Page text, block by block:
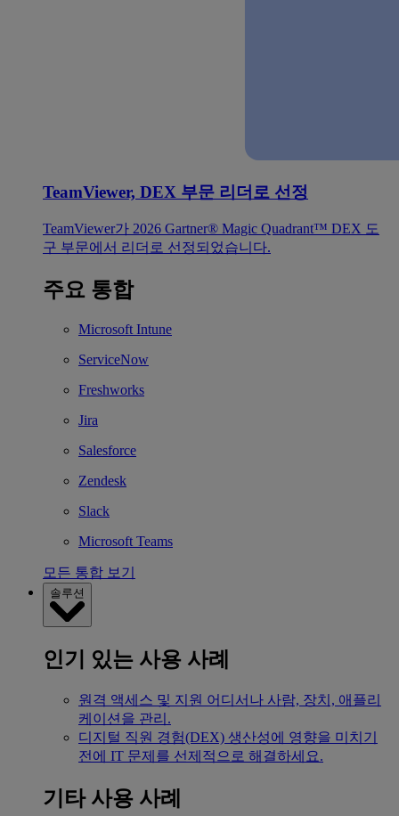
TeamViewer, DEX 부문 리더로 선정
TeamViewer가 2026 Gartner® Magic Quadrant™ DEX 도
구 부문에서 리더로 선정되었습니다.
주요 통합
Microsoft Intune
ServiceNow
Freshworks
Jira
Salesforce
Zendesk
Slack
Microsoft Teams
모든 통합 보기
솔루션
인기 있는 사용 사례
원격 액세스 및 지원 어디서나 사람, 장치, 애플리
케이션을 관리.
디지털 직원 경험(DEX) 생산성에 영향을 미치기
전에 IT 문제를 선제적으로 해결하세요.
기타 사용 사례